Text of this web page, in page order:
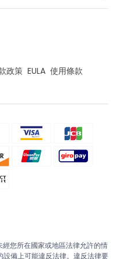
政策 EULA 使用條款
經您所在國家或地區法律允許的情
備上可能違反法律。違反法律要